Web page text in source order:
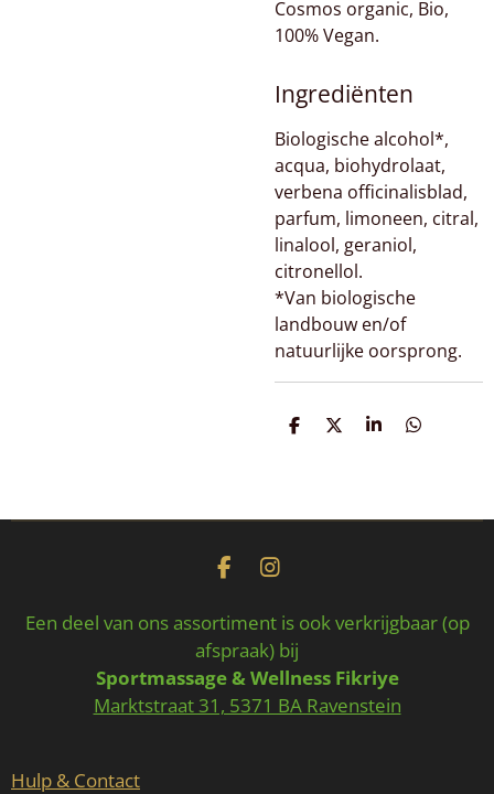
Cosmos organic, Bio,
100% Vegan.
Ingrediënten
Biologische alcohol*,
acqua, biohydrolaat,
verbena officinalisblad,
parfum, limoneen, citral,
linalool, geraniol,
citronellol.
*Van biologische
landbouw en/of
natuurlijke oorsprong.
D
D
S
D
F
c
e
b
o
o
k
I
s
t
a
g
r
a
Een deel van ons assortiment is ook verkrijgbaar (op
afspraak) bij
Sportmassage & Wellness Fikriye
Marktstraat 31, 5371 BA Ravenstein
Hulp & Contact